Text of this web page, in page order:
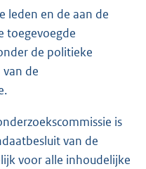
leden en de aan de
toegevoegde
de politieke
de
is
van de
voor alle inhoudelijke